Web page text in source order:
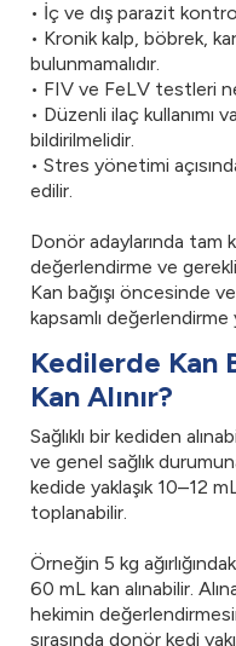
• İç ve dış parazit
• Kronik kalp, böbrek,
bulunmamalıdır.
• FIV ve FeLV testleri
• Düzenli ilaç kullanımı
bildirilmelidir.
• Stres yönetimi
edilir.
Donör adaylarında tam
değerlendirme ve
Kan bağışı öncesinde
kapsamlı değerlendirme
Kedilerde Kan
Kan Alınır?
Sağlıklı bir kediden
ve genel sağlık
kedide yaklaşık 10–12
toplanabilir.
Örneğin 5 kg
60 mL kan alınabilir.
hekimin
sırasında donör kedi